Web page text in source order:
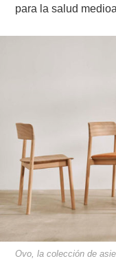
para la salud
Ovo, la colección de